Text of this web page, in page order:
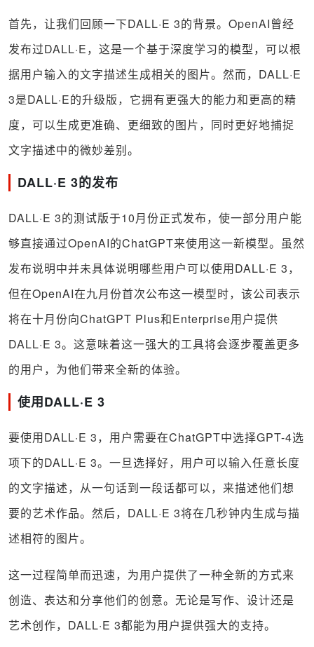
首先，让我们回顾一下DALL·E 3的背景。OpenAI曾经
发布过DALL·E，这是一个基于深度学习的模型，可以根
据用户输入的文字描述生成相关的图片。然而，DALL·E
3是DALL·E的升级版，它拥有更强大的能力和更高的精
度，可以生成更准确、更细致的图片，同时更好地捕捉
文字描述中的微妙差别。
DALL·E 3的发布
DALL·E 3的测试版于10月份正式发布，使一部分用户能
够直接通过OpenAI的ChatGPT来使用这一新模型。虽然
发布说明中并未具体说明哪些用户可以使用DALL·E 3，
但在OpenAI在九月份首次公布这一模型时，该公司表示
将在十月份向ChatGPT Plus和Enterprise用户提供
DALL·E 3。这意味着这一强大的工具将会逐步覆盖更多
的用户，为他们带来全新的体验。
使用DALL·E 3
要使用DALL·E 3，用户需要在ChatGPT中选择GPT-4选
项下的DALL·E 3。一旦选择好，用户可以输入任意长度
的文字描述，从一句话到一段话都可以，来描述他们想
要的艺术作品。然后，DALL·E 3将在几秒钟内生成与描
述相符的图片。
这一过程简单而迅速，为用户提供了一种全新的方式来
创造、表达和分享他们的创意。无论是写作、设计还是
艺术创作，DALL·E 3都能为用户提供强大的支持。